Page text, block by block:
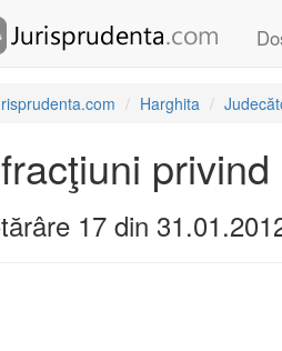
Harghita
17 din